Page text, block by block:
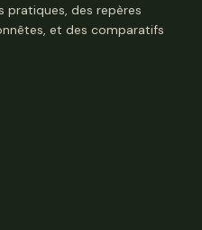
pratiques, des repères
et des comparatifs